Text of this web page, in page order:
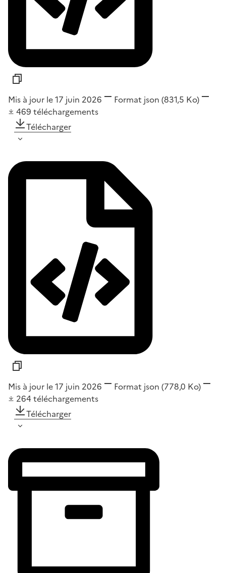
Mis à jour le 17 juin 2026 Format json (831,5 Ko)
469 téléchargements
Télécharger
Mis à jour le 17 juin 2026 Format json (778,0 Ko)
264 téléchargements
Télécharger